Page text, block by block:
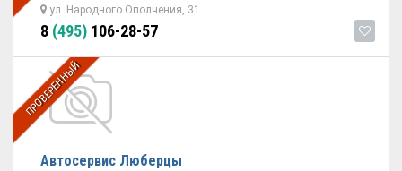
ул. Народного Ополчения, 31
8 (495) 106-28-57
ПРОВЕРЕННЫЙ
Автосервис Люберцы